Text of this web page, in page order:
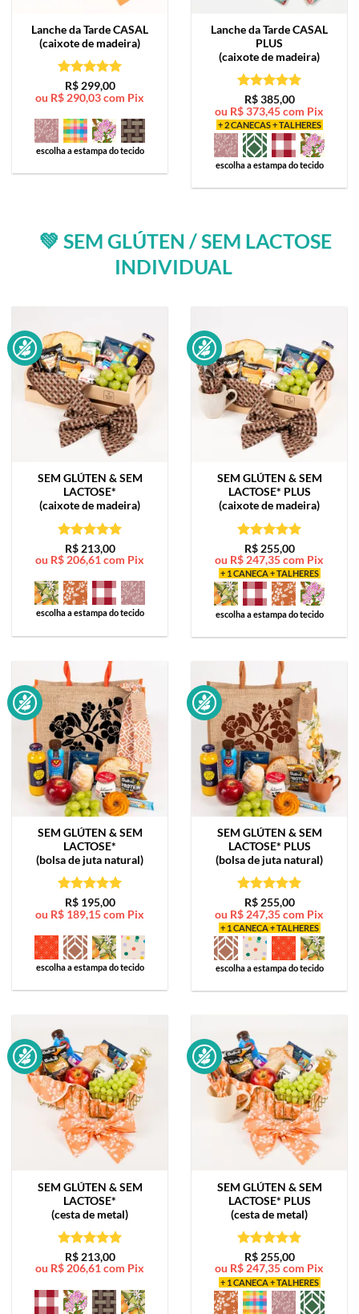
Lanche da TardeCASAL
(caixote de madeira)
Avaliação5
de 5
R$299,00
ou R$ 290,03com Pix
escolha a estampa do tecido
Lanche da TardeCASAL
PLUS
(caixote de madeira)
Avaliação5
de 5
R$385,00
ou R$373,45com Pix
+ 2 CANECAS + TALHERES
escolha a estampa do tecido
💚 SEM GLÚTEN / SEM LACTOSE
INDIVIDUAL
SEM GLÚTEN & SEM
LACTOSE*
(caixote de madeira)
Avaliação5
de 5
R$213,00
ou R$ 206,61 com Pix
escolha a estampa do tecido
SEM GLÚTEN & SEM
LACTOSE* PLUS
(caixote de madeira)
Avaliação5
de 5
R$255,00
ou R$ 247,35com Pix
+ 1 CANECA + TALHERES
escolha a estampa do tecido
SEM GLÚTEN & SEM
LACTOSE*
(bolsa de juta natural)
Avaliação5
de 5
R$195,00
ou R$ 189,15com Pix
escolha a estampa do tecido
SEM GLÚTEN & SEM
LACTOSE* PLUS
(bolsa de juta natural)
Avaliação5
de 5
R$255,00
ou R$ 247,35com Pix
+ 1 CANECA + TALHERES
escolha a estampa do tecido
SEM GLÚTEN & SEM
LACTOSE*
(cesta de metal)
Avaliação5
de 5
R$213,00
ou R$206,61com Pix
SEM GLÚTEN & SEM
LACTOSE* PLUS
(cesta de metal)
Avaliação5
de 5
R$255,00
ou R$247,35com Pix
+ 1 CANECA + TALHERES